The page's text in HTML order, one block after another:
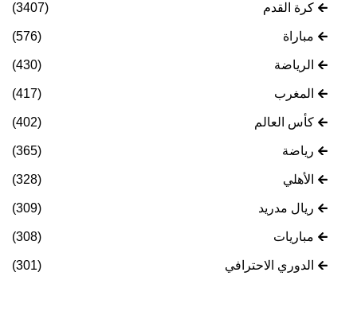
كرة القدم (3407)
مباراة (576)
الرياضة (430)
المغرب (417)
كأس العالم (402)
رياضة (365)
الأهلي (328)
ريال مدريد (309)
مباريات (308)
الدوري الاحترافي (301)